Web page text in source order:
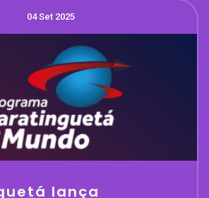
04 Set 2025
lança